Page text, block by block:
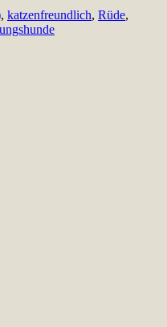
, katzenfreundlich, Rüde,